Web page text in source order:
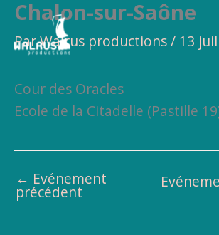
Aller
contenu
Chalon-sur-Saône
ParWalrus productions/ 13
Cour des Oracles
Ecole de la Citadelle (Pastille
← Evénement
précédent